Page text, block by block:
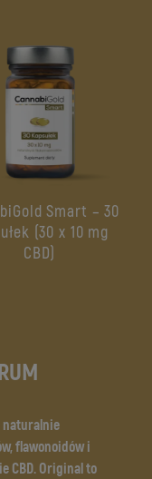
Smart – 30
(30 x 10 mg
CBD)
naturalnie
flawonoidów i
CBD. Original to